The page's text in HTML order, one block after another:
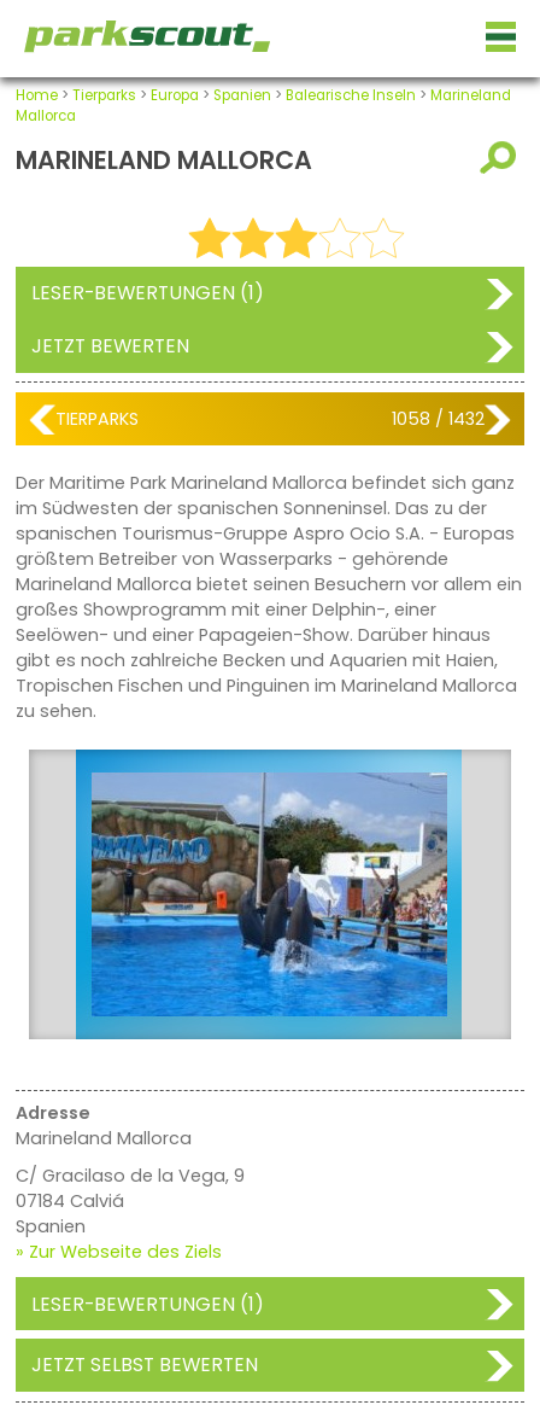
Home> Tierparks > Europa > Spanien > Balearische Inseln > Marineland
Mallorca
MARINELAND MALLORCA
LESER-BEWERTUNGEN (1)
JETZT BEWERTEN
TIERPARKS 1058 / 1432
Der Maritime Park Marineland Mallorca befindet sich ganz
im Südwesten der spanischen Sonneninsel. Das zu der
spanischen Tourismus-Gruppe Aspro Ocio S.A. - Europas
größtem Betreiber von Wasserparks - gehörende
Marineland Mallorca bietet seinen Besuchern vor allem ein
großes Showprogramm mit einer Delphin-, einer
Seelöwen- und einer Papageien-Show. Darüber hinaus
gibt es noch zahlreiche Becken und Aquarien mit Haien,
Tropischen Fischen und Pinguinen im Marineland Mallorca
zu sehen.
Adresse
Marineland Mallorca
C/ Gracilaso de la Vega, 9
07184 Calviá
Spanien
» Zur Webseite des Ziels
LESER-BEWERTUNGEN (1)
JETZT SELBST BEWERTEN